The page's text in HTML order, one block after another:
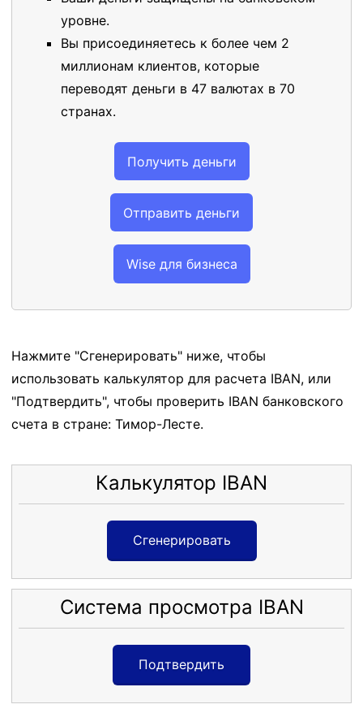
уровне.
Вы присоединяетесь к более чем 2
миллионам клиентов, которые
переводят деньги в 47 валютах в 70
странах.
Получить деньги
Отправить деньги
Wise для бизнеса
Нажмите "Сгенерировать" ниже, чтобы
использовать калькулятор для расчета IBAN, или
"Подтвердить", чтобы проверить IBAN банковского
счета в стране: Тимор-Лесте.
Калькулятор IBAN
Сгенерировать
Система просмотра IBAN
Подтвердить